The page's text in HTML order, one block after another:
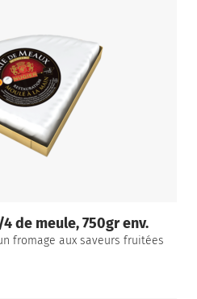
de meule, 750gr env.
fromage aux saveurs fruitées